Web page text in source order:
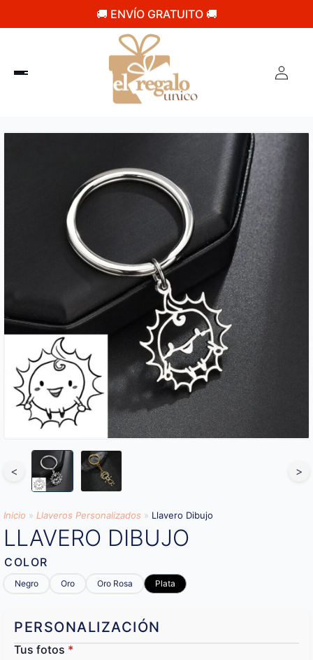
🚚 ENVÍO GRATUITO 🚚
< >
Inicio » Llaveros Personalizados » Llavero Dibujo
LLAVERO DIBUJO
COLOR
Negro Oro Oro Rosa Plata
PERSONALIZACIÓN
Tus fotos *